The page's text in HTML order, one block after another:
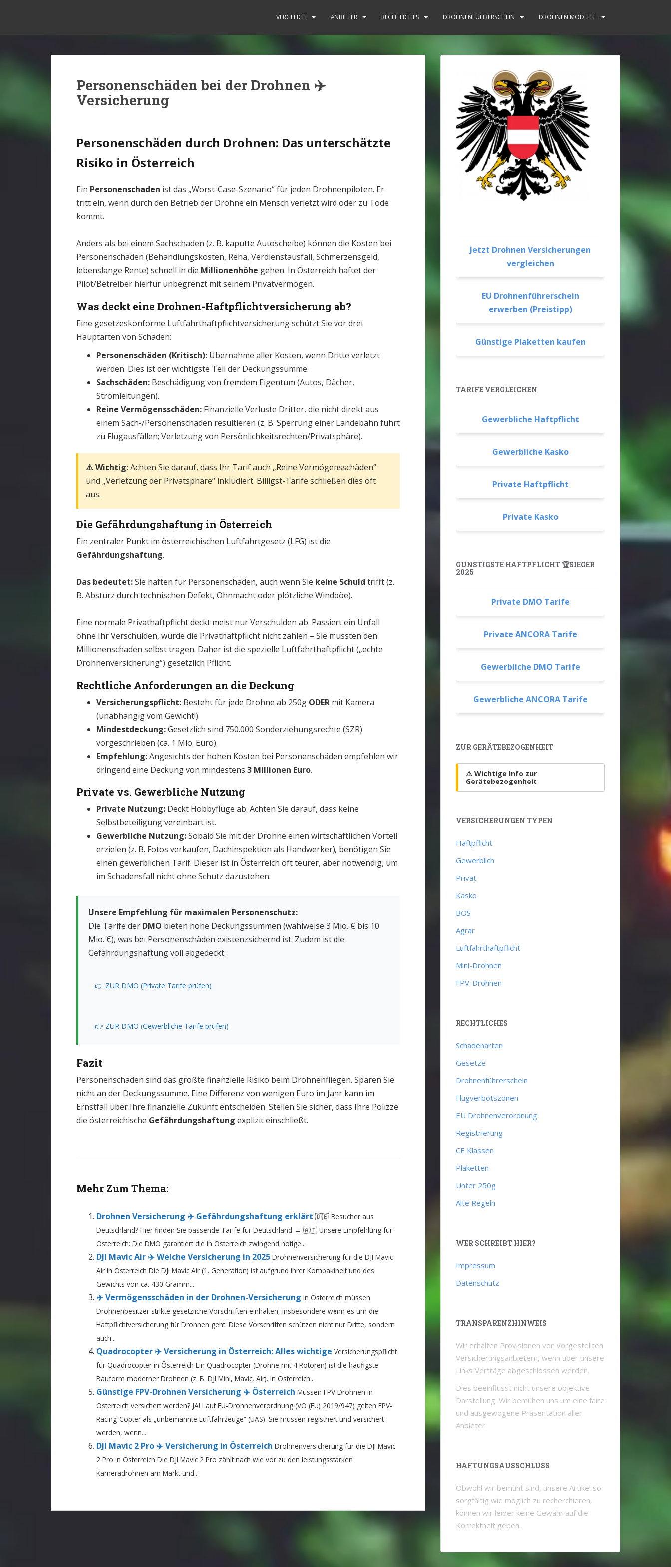
Drohnen Versicherung Österreich: Rechtliche Situation [2025]
VERGLEICH ANBIETER RECHTLICHES DROHNENFÜHRERSCHEIN DROHNEN MODELLE
Personenschäden bei der Drohnen ✈️
Versicherung
Personenschäden durch Drohnen: Das unterschätzte
Risiko in Österreich
Ein Personenschaden ist das „Worst-Case-Szenario“ für jeden Drohnenpiloten. Er
tritt ein, wenn durch den Betrieb der Drohne ein Mensch verletzt wird oder zu Tode
kommt.
Anders als bei einem Sachschaden (z. B. kaputte Autoscheibe) können die Kosten bei
Personenschäden (Behandlungskosten, Reha, Verdienstausfall, Schmerzensgeld,
lebenslange Rente) schnell in die Millionenhöhe gehen. In Österreich haftet der
Pilot/Betreiber hierfür unbegrenzt mit seinem Privatvermögen.
Was deckt eine Drohnen-Haftpflichtversicherung ab?
Eine gesetzeskonforme Luftfahrthaftpflichtversicherung schützt Sie vor drei
Hauptarten von Schäden:
Personenschäden (Kritisch): Übernahme aller Kosten, wenn Dritte verletzt
werden. Dies ist der wichtigste Teil der Deckungssumme.
Sachschäden: Beschädigung von fremdem Eigentum (Autos, Dächer,
Stromleitungen).
Reine Vermögensschäden: Finanzielle Verluste Dritter, die nicht direkt aus
einem Sach-/Personenschaden resultieren (z. B. Sperrung einer Landebahn führt
zu Flugausfällen; Verletzung von Persönlichkeitsrechten/Privatsphäre).
⚠️ Wichtig:Achten Sie darauf, dass Ihr Tarif auch „Reine Vermögensschäden“
und „Verletzung der Privatsphäre“ inkludiert. Billigst-Tarife schließen dies oft
aus.
Die Gefährdungshaftung in Österreich
Ein zentraler Punkt im österreichischen Luftfahrtgesetz (LFG) ist die
Gefährdungshaftung.
Das bedeutet:Sie haften für Personenschäden, auch wenn Sie keine Schuld trifft (z.
B. Absturz durch technischen Defekt, Ohnmacht oder plötzliche Windböe).
Eine normale Privathaftpflicht deckt meist nur Verschulden ab. Passiert ein Unfall
ohne Ihr Verschulden, würde die Privathaftpflicht nicht zahlen – Sie müssten den
Millionenschaden selbst tragen. Daher ist die spezielle Luftfahrthaftpflicht („echte
Drohnenversicherung“) gesetzlich Pflicht.
Rechtliche Anforderungen an die Deckung
Versicherungspflicht: Besteht für jede Drohne ab 250g ODER mit Kamera
(unabhängig vom Gewicht!).
Mindestdeckung:Gesetzlich sind 750.000 Sonderziehungsrechte (SZR)
vorgeschrieben (ca. 1 Mio. Euro).
Empfehlung:Angesichts der hohen Kosten bei Personenschäden empfehlen wir
dringend eine Deckung von mindestens 3 Millionen Euro.
Private vs. Gewerbliche Nutzung
Private Nutzung: Deckt Hobbyflüge ab. Achten Sie darauf, dass keine
Selbstbeteiligung vereinbart ist.
Gewerbliche Nutzung:Sobald Sie mit der Drohne einen wirtschaftlichen Vorteil
erzielen (z. B. Fotos verkaufen, Dachinspektion als Handwerker), benötigen Sie
einen gewerblichen Tarif. Dieser ist in Österreich oft teurer, aber notwendig, um
im Schadensfall nicht ohne Schutz dazustehen.
Unsere Empfehlung für maximalen Personenschutz:
Die Tarife der DMO bieten hohe Deckungssummen (wahlweise 3 Mio. € bis 10
Mio. €), was bei Personenschäden existenzsichernd ist. Zudem ist die
Gefährdungshaftung voll abgedeckt.
👉 ZUR DMO (Private Tarife prüfen)
👉 ZUR DMO (Gewerbliche Tarife prüfen)
Fazit
Personenschäden sind das größte finanzielle Risiko beim Drohnenfliegen. Sparen Sie
nicht an der Deckungssumme. Eine Differenz von wenigen Euro im Jahr kann im
Ernstfall über Ihre finanzielle Zukunft entscheiden. Stellen Sie sicher, dass Ihre Polizze
die österreichische Gefährdungshaftung explizit einschließt.
Mehr Zum Thema:
Drohnen Versicherung ✈️ Gefährdungshaftung erklärt 🇩🇪 Besucher aus
Deutschland? Hier finden Sie passende Tarife für Deutschland → 🇦🇹 Unsere Empfehlung für
Österreich: Die DMO garantiert die in Österreich zwingend nötige...
DJI Mavic Air ✈️ Welche Versicherung in 2025 Drohnenversicherung für die DJI Mavic
Air in Österreich Die DJI Mavic Air (1. Generation) ist aufgrund ihrer Kompaktheit und des
Gewichts von ca. 430 Gramm...
✈️ Vermögensschäden in der Drohnen-Versicherung In Österreich müssen
Drohnenbesitzer strikte gesetzliche Vorschriften einhalten, insbesondere wenn es um die
Haftpflichtversicherung für Drohnen geht. Diese Vorschriften schützen nicht nur Dritte, sondern
auch...
Quadrocopter ✈️ Versicherung in Österreich: Alles wichtige Versicherungspflicht
für Quadrocopter in Österreich Ein Quadrocopter (Drohne mit 4 Rotoren) ist die häufigste
Bauform moderner Drohnen (z. B. DJI Mini, Mavic, Air). In Österreich...
Günstige FPV-Drohnen Versicherung ✈️ Österreich Müssen FPV-Drohnen in
Österreich versichert werden? JA! Laut EU-Drohnenverordnung (VO (EU) 2019/947) gelten FPV-
Racing-Copter als „unbemannte Luftfahrzeuge“ (UAS). Sie müssen registriert und versichert
werden, wenn...
DJI Mavic 2 Pro ✈️ Versicherung in Österreich Drohnenversicherung für die DJI Mavic
2 Pro in Österreich Die DJI Mavic 2 Pro zählt nach wie vor zu den leistungsstarken
Kameradrohnen am Markt und...
Jetzt Drohnen Versicherungen
vergleichen
EU Drohnenführerschein
erwerben (Preistipp)
Günstige Plaketten kaufen
TARIFE VERGLEICHEN
Gewerbliche Haftpflicht
Gewerbliche Kasko
Private Haftpflicht
Private Kasko
GÜNSTIGSTE HAFTPFLICHT 🏆SIEGER
2025
Private DMO Tarife
Private ANCORA Tarife
Gewerbliche DMO Tarife
Gewerbliche ANCORA Tarife
ZUR GERÄTEBEZOGENHEIT
⚠️ Wichtige Info zur
Gerätebezogenheit
VERSICHERUNGEN TYPEN
Haftpflicht
Gewerblich
Privat
Kasko
BOS
Agrar
Luftfahrthaftpflicht
Mini-Drohnen
FPV-Drohnen
RECHTLICHES
Schadenarten
Gesetze
Drohnenführerschein
Flugverbotszonen
EU Drohnenverordnung
Registrierung
CE Klassen
Plaketten
Unter 250g
Alte Regeln
WER SCHREIBT HIER?
Impressum
Datenschutz
TRANSPARENZHINWEIS
Wir erhalten Provisionen von vorgestellten
Versicherungsanbietern, wenn über unsere
Links Verträge abgeschlossen werden.
Dies beeinflusst nicht unsere objektive
Darstellung. Wir bemühen uns um eine faire
und ausgewogene Präsentation aller
Anbieter.
HAFTUNGSAUSSCHLUSS
Obwohl wir bemüht sind, unsere Artikel so
sorgfältig wie möglich zu recherchieren,
können wir leider keine Gewähr auf die
Korrektheit geben.